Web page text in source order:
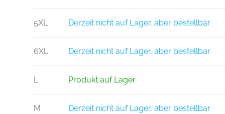
5XL Derzeit nicht auf Lager, aber bestellbar
6XL Derzeit nicht auf Lager, aber bestellbar
L Produkt auf Lager
M Derzeit nicht auf Lager, aber bestellbar